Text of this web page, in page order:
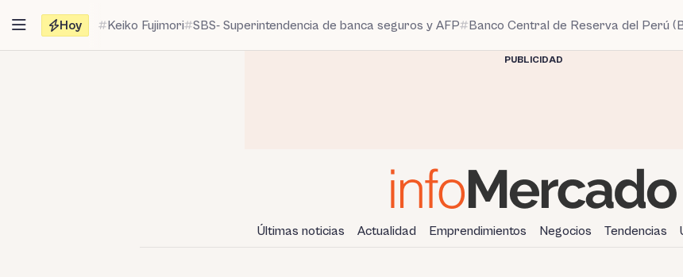
contenido
Hoy Keiko Fujimori SBS- Superintendencia de banca seguros y AFP Banco Central de Reserva del Perú
PUBLICIDAD
Últimas noticias Actualidad Emprendimientos Negocios Tendencias